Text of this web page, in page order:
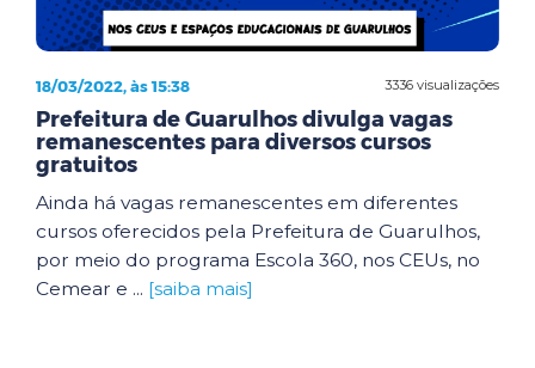
3336 visualizações
18/03/2022, às 15:38
Prefeitura de Guarulhos divulga vagas
remanescentes para diversos cursos
gratuitos
Ainda há vagas remanescentes em diferentes
cursos oferecidos pela Prefeitura de Guarulhos,
por meio do programa Escola 360, nos CEUs, no
Cemear e ... [saiba mais]